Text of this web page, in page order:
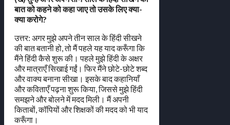
बात को कहने को कहा जाए तो उसके लिए क्या-
क्या करोगे?
उत्तर: अगर मुझे अपने तीन साल के हिंदी सीखने
की बात बतानी हो, तो मैं पहले यह याद करूँगा कि
मैंने हिंदी कैसे शुरू की। पहले मुझे हिंदी के अक्षर
और मात्राएँ सिखाई गईं। फिर मैंने छोटे-छोटे शब्द
और वाक्य बनाना सीखा। इसके बाद कहानियाँ
और कविताएँ पढ़ना शुरू किया, जिससे मुझे हिंदी
समझने और बोलने में मदद मिली। मैं अपनी
किताबों, कॉपियों और शिक्षकों की मदद को भी याद
करूँगा।